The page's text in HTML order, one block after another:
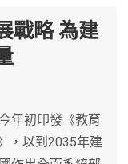
戰略 為建
年初印發《教育
，以到2035年建